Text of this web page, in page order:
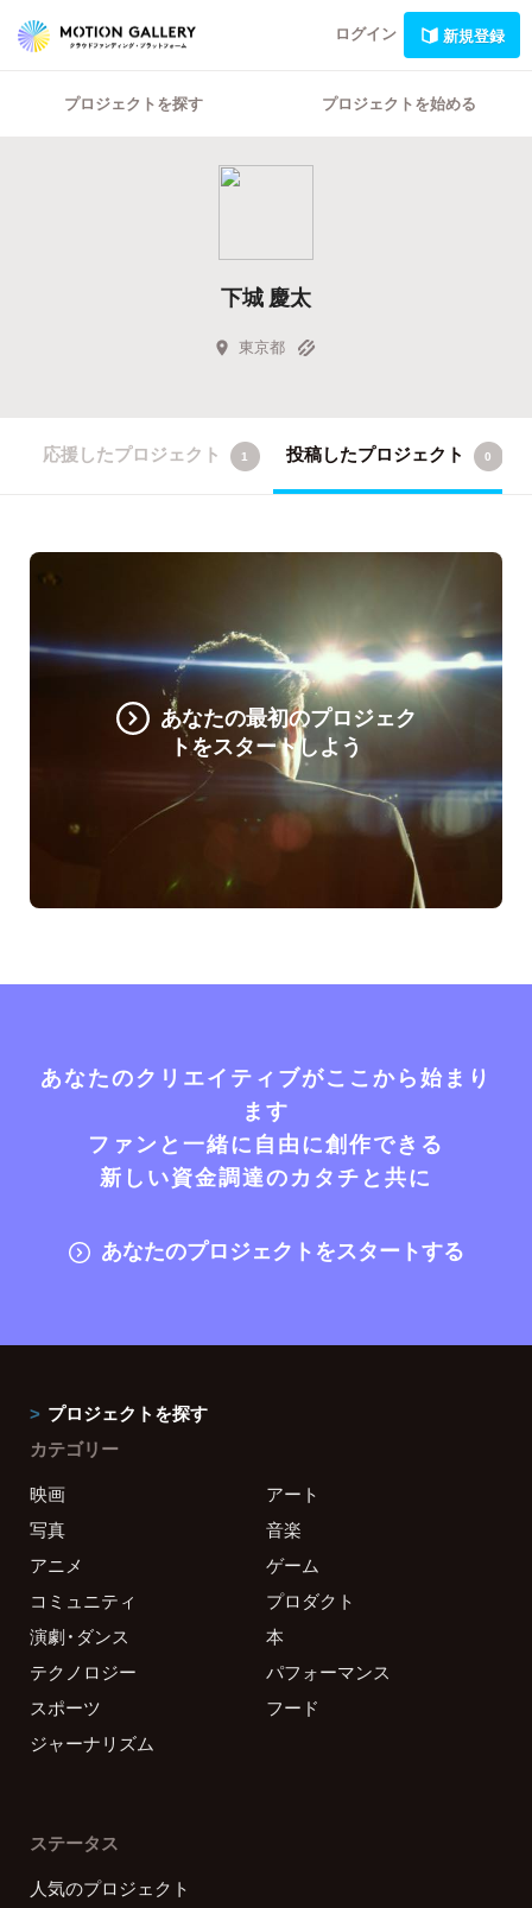
ログイン 新規登録
プロジェクトを探す プロジェクトを始める
下城 慶太
東京都
応援したプロジェクト 1 投稿したプロジェクト 0
あなたの最初のプロジェク
トをスタートしよう
あなたのクリエイティブがここから始まり
ます
ファンと一緒に自由に創作できる
新しい資金調達のカタチと共に
あなたのプロジェクトをスタートする
プロジェクトを探す
カテゴリー
映画
アート
写真
音楽
アニメ
ゲーム
コミュニティ
プロダクト
演劇・ダンス
本
テクノロジー
パフォーマンス
スポーツ
フード
ジャーナリズム
ステータス
人気のプロジェクト